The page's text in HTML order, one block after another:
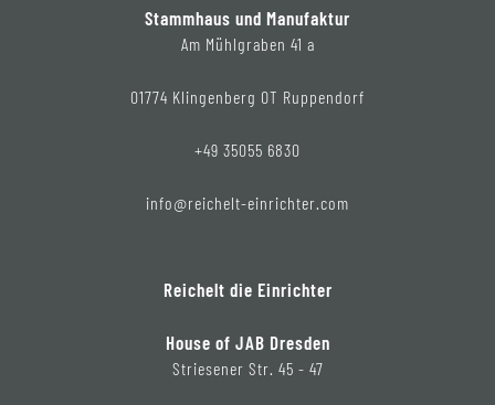
Stammhaus und Manufaktur
Am Mühlgraben 41 a
01774 Klingenberg OT Ruppendorf
+49 35055 6830
info@reichelt-einrichter.com
Reichelt die Einrichter
House of JAB Dresden
Striesener Str. 45 - 47